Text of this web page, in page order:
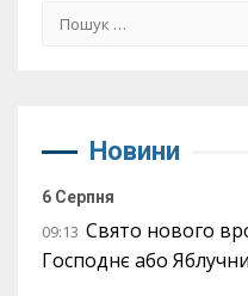
Пошук:
Новини
6 Серпня
09:13 Свято нового
Господнє або